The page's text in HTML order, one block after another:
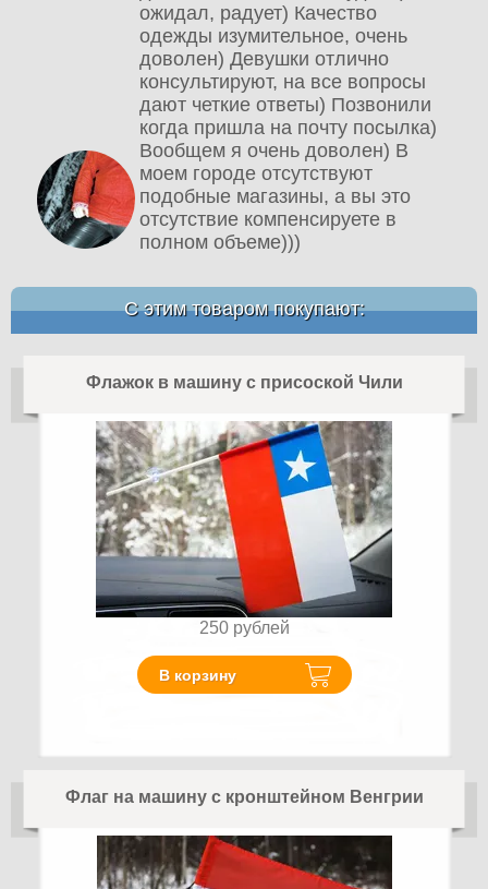
ожидал, радует) Качество
одежды изумительное, очень
доволен) Девушки отлично
консультируют, на все вопросы
дают четкие ответы) Позвонили
когда пришла на почту посылка)
Вообщем я очень доволен) В
моем городе отсутствуют
подобные магазины, а вы это
отсутствие компенсируете в
полном объеме)))
С этим товаром покупают:
Флажок в машину с присоской Чили
250 рублей
В корзину
Флаг на машину с кронштейном Венгрии